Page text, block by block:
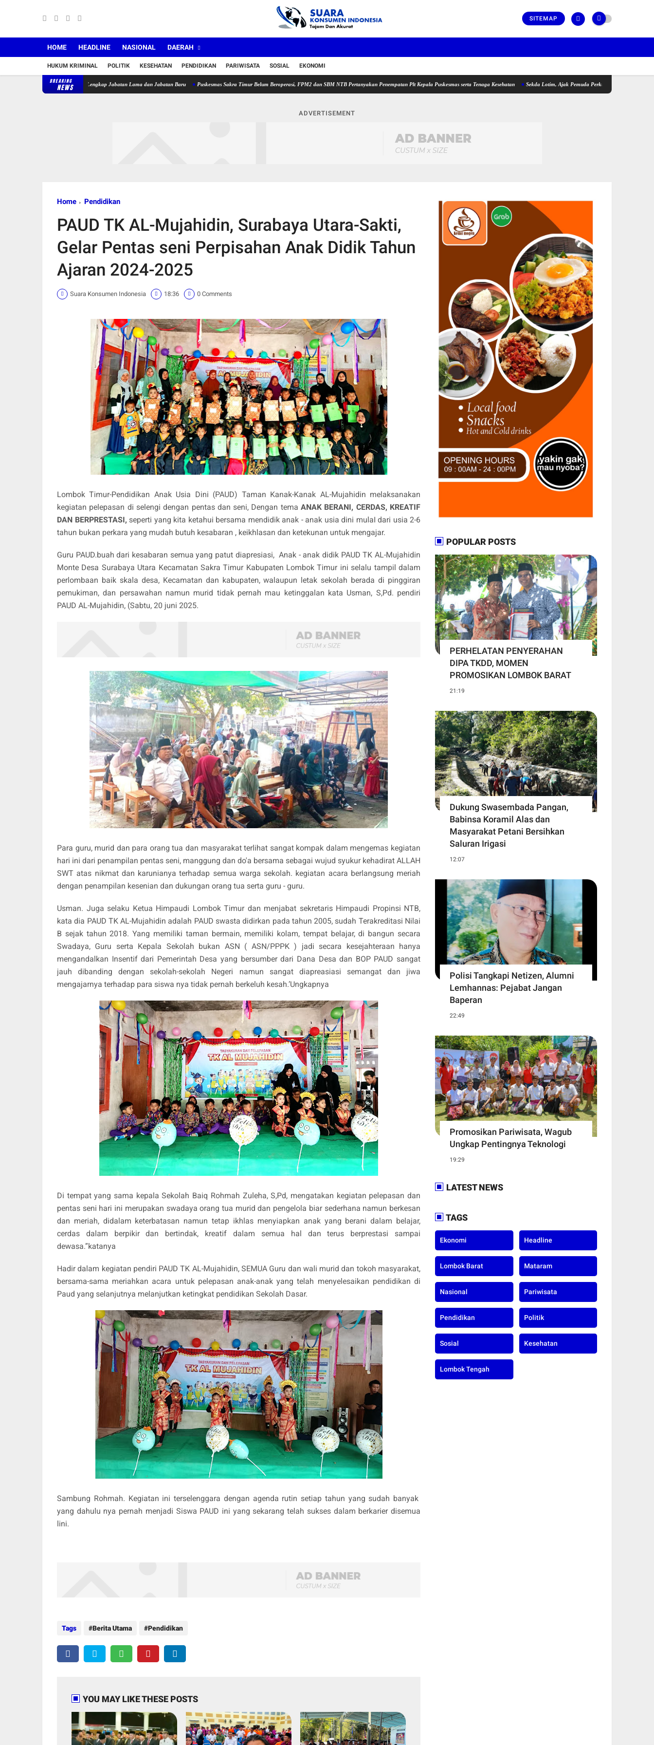
SITEMAP
HOME HEADLINE NASIONAL DAERAH
HUKUM KRIMINAL POLITIK KESEHATAN PENDIDIKAN PARIWISATA SOSIAL EKONOMI
BREAKING
NEWS
Berikut Daftar Lengkap Jabatan Lama dan Jabatan Baru Puskesmas Sakra Timur Belum Beroperasi, FPM2 dan SBM NTB Pertanyakan Penempatan Plt Kepala Puskesmas serta Tenaga Kesehatan Sekda Lotim, Ajak Pemuda Perkuat Kolaborasi pada Pembukaan
ADVERTISEMENT
Home Pendidikan
PAUD TK AL-Mujahidin, Surabaya Utara-Sakti,
Gelar Pentas seni Perpisahan Anak Didik Tahun
Ajaran 2024-2025
Suara Konsumen Indonesia 18:36 0 Comments
Lombok Timur-Pendidikan Anak Usia Dini (PAUD) Taman Kanak-Kanak AL-Mujahidin melaksanakan
kegiatan pelepasan di selengi dengan pentas dan seni, Dengan temaANAK BERANI, CERDAS, KREATIF
DAN BERPRESTASI, seperti yang kita ketahui bersama mendidik anak - anak usia dini mulaI dari usia 2-6
tahun bukan perkara yang mudah butuh kesabaran , keikhlasan dan ketekunan untuk mengajar.
Guru PAUD.buah dari kesabaran semua yang patut diapresiasi, Anak - anak didik PAUD TK AL-Mujahidin
Monte Desa Surabaya Utara Kecamatan Sakra Timur Kabupaten Lombok Timur ini selalu tampil dalam
perlombaan baik skala desa, Kecamatan dan kabupaten, walaupun letak sekolah berada di pinggiran
pemukiman, dan persawahan namun murid tidak pernah mau ketinggalan kata Usman, S,Pd. pendiri
PAUD AL-Mujahidin, (Sabtu, 20 juni 2025.
Para guru, murid dan para orang tua dan masyarakat terlihat sangat kompak dalam mengemas kegiatan
hari ini dari penampilan pentas seni, manggung dan do'a bersama sebagai wujud syukur kehadirat ALLAH
SWT atas nikmat dan karunianya terhadap semua warga sekolah. kegiatan acara berlangsung meriah
dengan penampilan kesenian dan dukungan orang tua serta guru - guru.
Usman. Juga selaku Ketua Himpaudi Lombok Timur dan menjabat sekretaris Himpaudi Propinsi NTB,
kata dia PAUD TK AL-Mujahidin adalah PAUD swasta didirkan pada tahun 2005, sudah Terakreditasi Nilai
B sejak tahun 2018. Yang memiliki taman bermain, memiliki kolam, tempat belajar, di bangun secara
Swadaya, Guru serta Kepala Sekolah bukan ASN ( ASN/PPPK ) jadi secara kesejahteraan hanya
mengandalkan Insentif dari Pemerintah Desa yang bersumber dari Dana Desa dan BOP PAUD sangat
jauh dibanding dengan sekolah-sekolah Negeri namun sangat diapreasiasi semangat dan jiwa
mengajarnya terhadap para siswa nya tidak pernah berkeluh kesah.’Ungkapnya
Di tempat yang sama kepala Sekolah Baiq Rohmah Zuleha, S,Pd, mengatakan kegiatan pelepasan dan
pentas seni hari ini merupakan swadaya orang tua murid dan pengelola biar sederhana namun berkesan
dan meriah, didalam keterbatasan namun tetap ikhlas menyiapkan anak yang berani dalam belajar,
cerdas dalam berpikir dan bertindak, kreatif dalam semua hal dan terus berprestasi sampai
dewasa.”katanya
Hadir dalam kegiatan pendiri PAUD TK AL-Mujahidin, SEMUA Guru dan wali murid dan tokoh masyarakat,
bersama-sama meriahkan acara untuk pelepasan anak-anak yang telah menyelesaikan pendidikan di
Paud yang selanjutnya melanjutkan ketingkat pendidikan Sekolah Dasar.
Sambung Rohmah. Kegiatan ini terselenggara dengan agenda r utin setiap tahun yang sudah banyak
yang dahulu nya pernah menjadi Siswa PAUD ini yang sekarang telah sukses dalam berkarier disemua
lini.
Tags Berita Utama Pendidikan
YOU MAY LIKE THESE POSTS
POPULAR POSTS
PERHELATAN PENYERAHAN
DIPA TKDD, MOMEN
PROMOSIKAN LOMBOK BARAT
21:19
Dukung Swasembada Pangan,
Babinsa Koramil Alas dan
Masyarakat Petani Bersihkan
Saluran Irigasi
12:07
Polisi Tangkapi Netizen, Alumni
Lemhannas: Pejabat Jangan
Baperan
22:49
Promosikan Pariwisata, Wagub
Ungkap Pentingnya Teknologi
19:29
LATEST NEWS
TAGS
Ekonomi Headline
Lombok Barat Mataram
Nasional Pariwisata
Pendidikan Politik
Sosial Kesehatan
Lombok Tengah